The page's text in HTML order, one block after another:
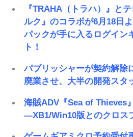
『TRAHA（トラハ）』と
ルク』のコラボが6月18日
パックが手に入るログイン
ト！
パブリッシャーが契約解除
廃業させ、大半の開発スタ
海賊ADV『Sea of Thieves
―XB1/Win10版とのクロス